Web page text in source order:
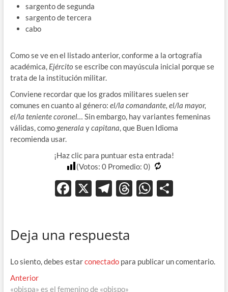
sargento de segunda
sargento de tercera
cabo
Como se ve en el listado anterior, conforme a la ortografía
académica, Ejército se escribe con mayúscula inicial porque se
trata de la institución militar.
Conviene recordar que los grados militares suelen ser
comunes en cuanto al género: el/la comandante, el/la mayor,
el/la teniente coronel… Sin embargo, hay variantes femeninas
válidas, comogenerala ycapitana, que Buen Idioma
recomienda usar.
¡Haz clic para puntuar esta entrada!
(Votos: 0Promedio: 0)
F
b
o
k
X T
gr
m
T
ds
W
p
ti
Deja una respuesta
Lo siento, debes estarconectadopara publicar un comentario.
Navegación
AnteriorEntrada
anterior:
«obispa» es el femenino de «obispo»